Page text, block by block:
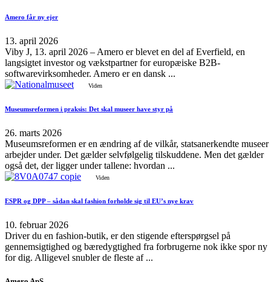
Amero får ny ejer
13. april 2026
Viby J, 13. april 2026 – Amero er blevet en del af Everfield, en
langsigtet investor og vækstpartner for europæiske B2B-
softwarevirksomheder. Amero er en dansk ...
Viden
Museumsreformen i praksis: Det skal museer have styr på
26. marts 2026
Museumsreformen er en ændring af de vilkår, statsanerkendte museer
arbejder under. Det gælder selvfølgelig tilskuddene. Men det gælder
også det, der ligger under tallene: hvordan ...
Viden
ESPR og DPP – sådan skal fashion forholde sig til EU’s nye krav
10. februar 2026
Driver du en fashion-butik, er den stigende efterspørgsel på
gennemsigtighed og bæredygtighed fra forbrugerne nok ikke spor ny
for dig. Alligevel snubler de fleste af ...